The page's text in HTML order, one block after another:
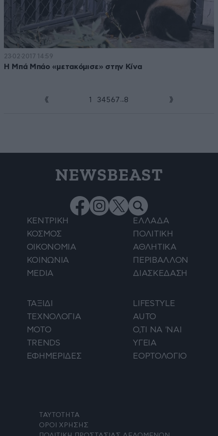
23·02·2017 14:59
Η Μπά Μπάο «μετακόμισε» στην Κίνα
1 34 5 6 7 ...8
NEWSBEAST
ΚΕΝΤΡΙΚΗ
ΕΛΛΑΔΑ
ΚΟΣΜΟΣ
ΠΟΛΙΤΙΚΗ
ΟΙΚΟΝΟΜΙΑ
ΑΘΛΗΤΙΚΑ
ΚΟΙΝΩΝΙΑ
ΠΕΡΙΒΑΛΛΟΝ
MEDIA
ΔΙΑΣΚΕΔΑΣΗ
ΤΑΞΙΔΙ
LIFESTYLE
ΤΕΧΝΟΛΟΓΙΑ
AUTO
ΜΟΤΟ
Ο,ΤΙ ΝΑ 'ΝΑΙ
TRENDS
ΥΓΕΙΑ
ΕΦΗΜΕΡΙΔΕΣ
ΕΟΡΤΟΛΟΓΙΟ
ΤΑΥΤΟΤΗΤΑ
ΟΡΟΙ ΧΡΗΣΗΣ